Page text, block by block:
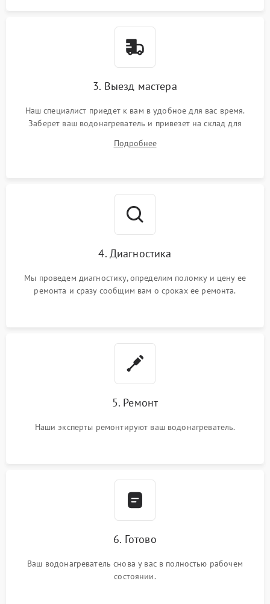
3. Выезд мастера
Наш специалист приедет к вам в удобное для вас время.
Заберет ваш водонагреватель и привезет на склад для
Подробнее
4. Диагностика
Мы проведем диагностику, определим поломку и цену ее
ремонта и сразу сообщим вам о сроках ее ремонта.
5. Ремонт
Наши эксперты ремонтируют ваш водонагреватель.
6. Готово
Ваш водонагреватель снова у вас в полностью рабочем
состоянии.